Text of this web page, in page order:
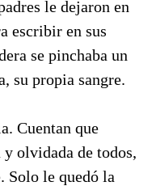
le dejaron en
escribir en sus
se pinchaba un
su propia sangre.
Cuentan que
olvidada de todos,
Solo le quedó la